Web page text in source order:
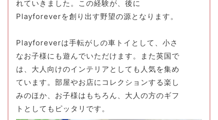
れていきました。この経験が、後に
Playforeverを創り出す野望の源となります。
Playforeverは手転がしの車トイとして、小さ
なお子様にも遊んでいただけます。また英国で
は、大人向けのインテリアとしても人気を集め
ています。部屋やお店にコレクションする楽し
みのほか、お子様はもちろん、大人の方のギフ
トとしてもピッタリです。